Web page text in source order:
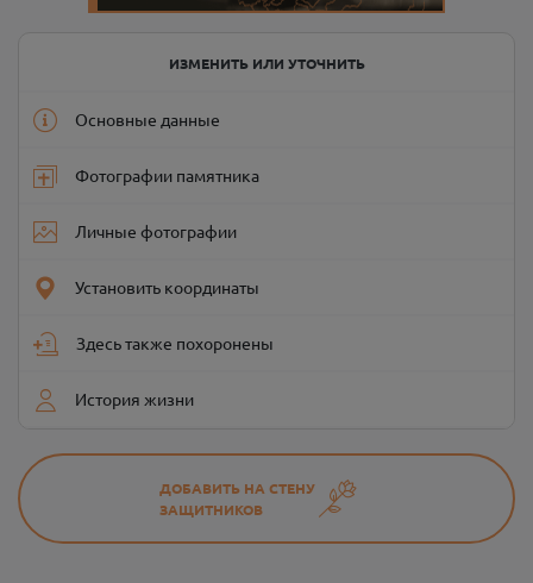
ИЗМЕНИТЬ ИЛИ УТОЧНИТЬ
Основные данные
Фотографии памятника
Личные фотографии
Установить координаты
Здесь также похоронены
История жизни
ДОБАВИТЬ НА СТЕНУ
ЗАЩИТНИКОВ